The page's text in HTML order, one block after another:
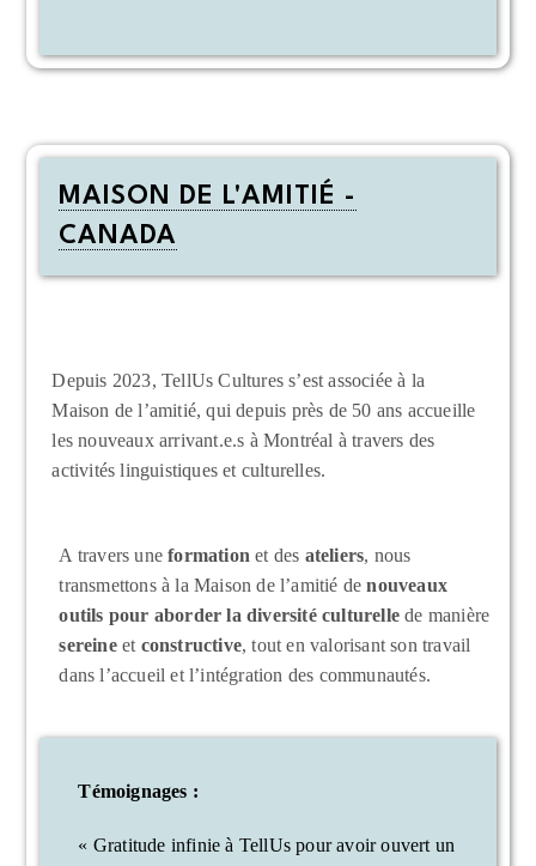
MAISON DE L'AMITIÉ -
CANADA
Depuis 2023, TellUs Cultures s’est associée à la
Maison de l’amitié, qui depuis près de 50 ans accueille
les nouveaux arrivant.e.s à Montréal à travers des
activités linguistiques et culturelles.
A travers uneformation et des ateliers, nous
transmettons à la Maison de l’amitié denouveaux
outils pour aborder la diversité culturelle de manière
sereineet constructive, tout en valorisant son travail
dans l’accueil et l’intégration des communautés.
Témoignages :
« Gratitude infinie à TellUs pour avoir ouvert un